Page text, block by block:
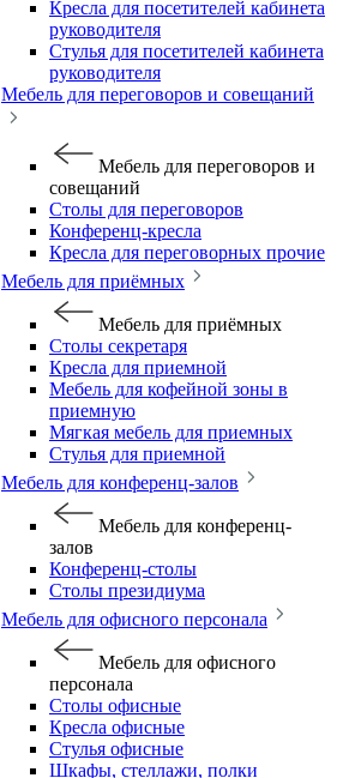
Кресла для посетителей кабинета
руководителя
Стулья для посетителей кабинета
руководителя
Мебель для переговоров и совещаний
Мебель для переговоров и
совещаний
Столы для переговоров
Конференц-кресла
Кресла для переговорных прочие
Мебель для приёмных
Мебель для приёмных
Столы секретаря
Кресла для приемной
Мебель для кофейной зоны в
приемную
Мягкая мебель для приемных
Стулья для приемной
Мебель для конференц-залов
Мебель для конференц-
залов
Конференц-столы
Столы президиума
Мебель для офисного персонала
Мебель для офисного
персонала
Столы офисные
Кресла офисные
Стулья офисные
Шкафы, стеллажи, полки